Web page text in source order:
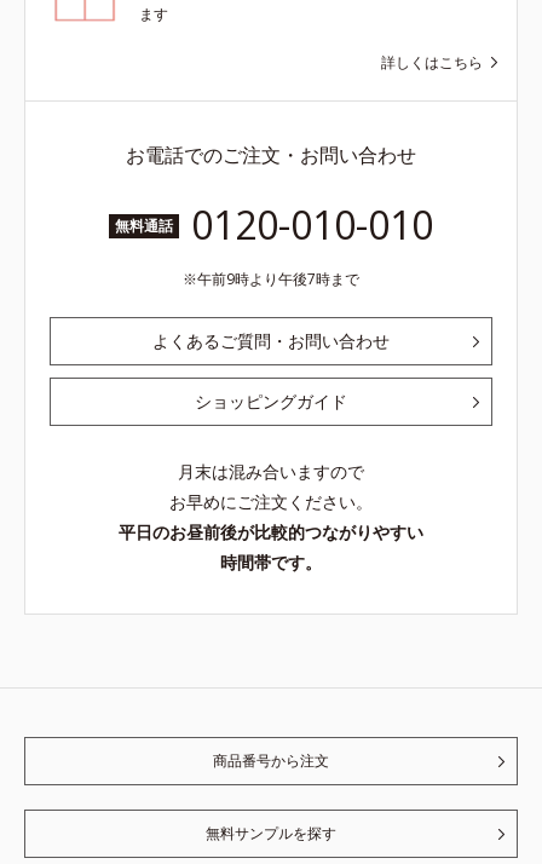
ます
詳しくはこちら
お電話でのご注文・お問い合わせ
無料通話 0120-010-010
午前9時より午後7時まで
よくあるご質問・お問い合わせ
ショッピングガイド
月末は混み合いますので
お早めにご注文ください。
平日のお昼前後が比較的つながりやすい
時間帯です。
商品番号から注文
無料サンプルを探す